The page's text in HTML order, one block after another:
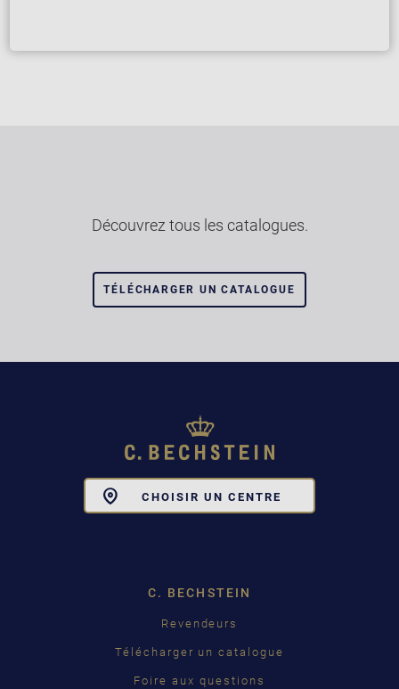
Découvrez tous les catalogues.
TÉLÉCHARGER UN CATALOGUE
CHOISIR UN CENTRE
C. BECHSTEIN
Revendeurs
Télécharger un catalogue
Foire aux questions